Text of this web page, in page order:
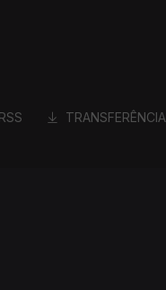
RSS TRANSFERÊNCIA